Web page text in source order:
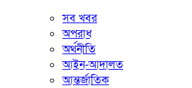
সব খবর
অপরাধ
অর্থনীতি
আইন-আদালত
আন্তর্জাতিক